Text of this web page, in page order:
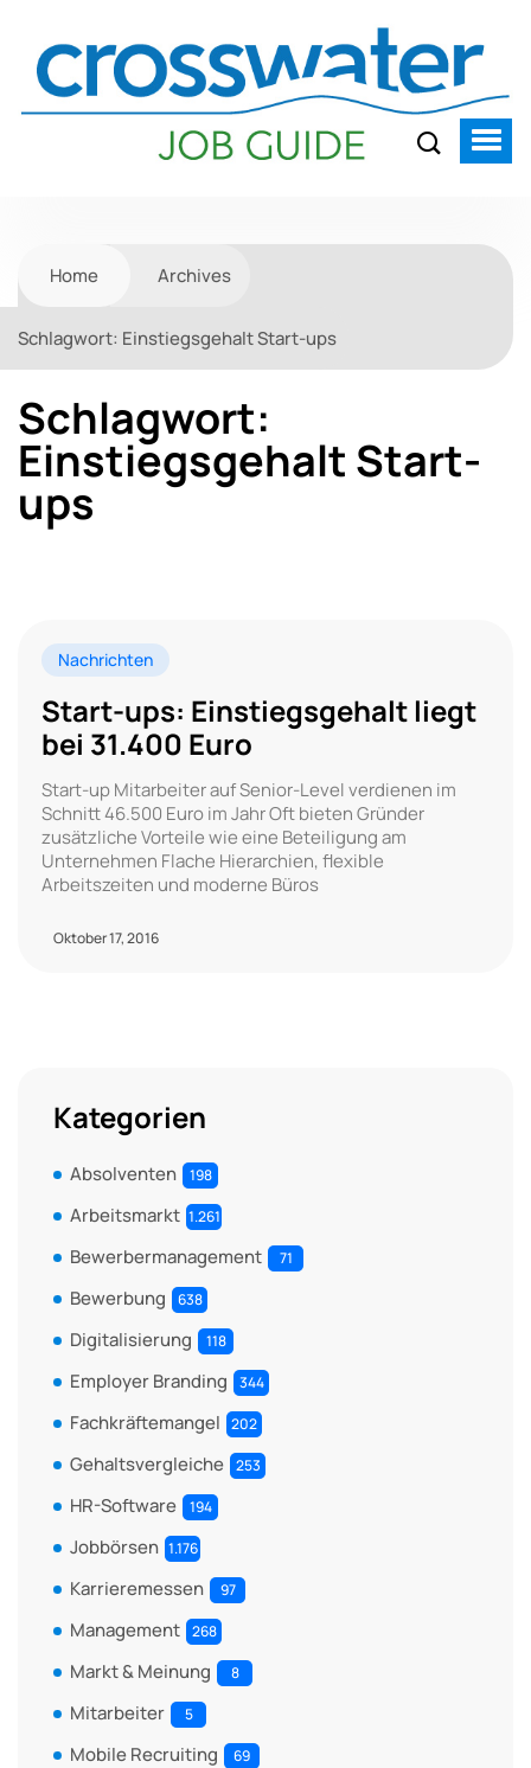
Home Archives
Schlagwort: Einstiegsgehalt Start-ups
Schlagwort:
Einstiegsgehalt Start-
ups
Nachrichten
Start-ups: Einstiegsgehalt liegt
bei 31.400 Euro
Start-up Mitarbeiter auf Senior-Level verdienen im
Schnitt 46.500 Euro im Jahr Oft bieten Gründer
zusätzliche Vorteile wie eine Beteiligung am
Unternehmen Flache Hierarchien, flexible
Arbeitszeiten und moderne Büros
Oktober 17, 2016
Kategorien
Absolventen 198
Arbeitsmarkt 1.261
Bewerbermanagement 71
Bewerbung 638
Digitalisierung 118
Employer Branding 344
Fachkräftemangel 202
Gehaltsvergleiche 253
HR-Software 194
Jobbörsen 1.176
Karrieremessen 97
Management 268
Markt & Meinung 8
Mitarbeiter 5
Mobile Recruiting 69